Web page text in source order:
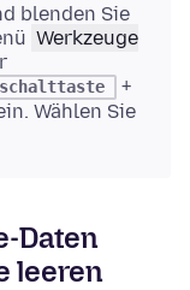
blenden Sie
Werkzeuge
+
Wählen Sie
Daten
leeren